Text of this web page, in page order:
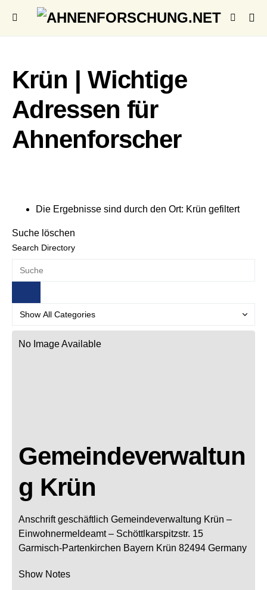
Krün | Wichtige
Adressen für
Ahnenforscher
Die Ergebnisse sind durch den Ort: Krün gefiltert
Suche löschen
Search Directory
No Image Available
Gemeindeverwaltun
g Krün
Anschrift geschäftlich Gemeindeverwaltung Krün –
Einwohnermeldeamt – Schöttlkarspitzstr. 15
Garmisch-Partenkirchen Bayern Krün 82494 Germany
Show Notes